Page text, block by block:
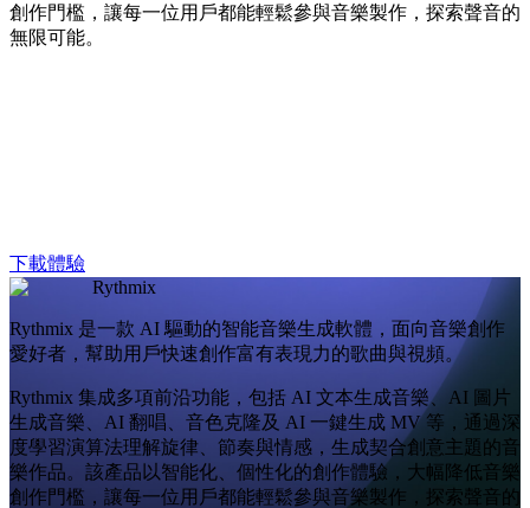
創作門檻，讓每一位用戶都能輕鬆參與音樂製作，探索聲音的
無限可能。
下載體驗
Rythmix
Rythmix 是一款 AI 驅動的智能音樂生成軟體，面向音樂創作
愛好者，幫助用戶快速創作富有表現力的歌曲與視頻。
Rythmix 集成多項前沿功能，包括 AI 文本生成音樂、AI 圖片
生成音樂、AI 翻唱、音色克隆及 AI 一鍵生成 MV 等，通過深
度學習演算法理解旋律、節奏與情感，生成契合創意主題的音
樂作品。該產品以智能化、個性化的創作體驗，大幅降低音樂
創作門檻，讓每一位用戶都能輕鬆參與音樂製作，探索聲音的